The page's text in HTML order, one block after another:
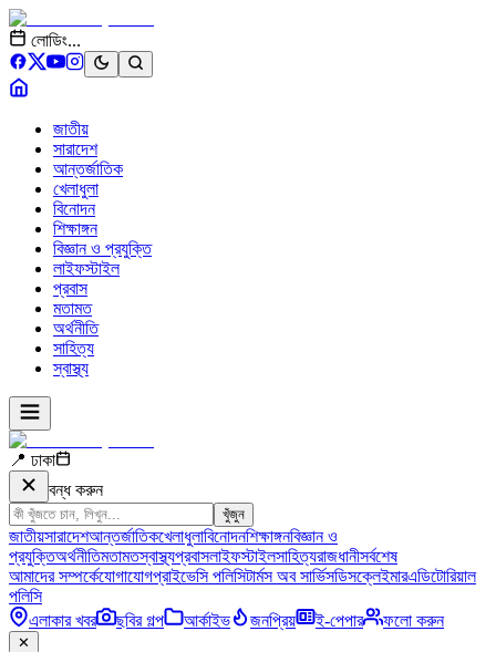
লোডিং...
জাতীয়
সারাদেশ
আন্তর্জাতিক
খেলাধুলা
বিনোদন
শিক্ষাঙ্গন
বিজ্ঞান ও প্রযুক্তি
লাইফস্টাইল
প্রবাস
মতামত
অর্থনীতি
সাহিত্য
স্বাস্থ্য
📍 ঢাকা
বন্ধ করুন
খুঁজুন
জাতীয়সারাদেশআন্তর্জাতিকখেলাধুলাবিনোদনশিক্ষাঙ্গনবিজ্ঞান ও
প্রযুক্তিঅর্থনীতিমতামতস্বাস্থ্যপ্রবাসলাইফস্টাইলসাহিত্যরাজধানীসর্বশেষ
আমাদের সম্পর্কেযোগাযোগপ্রাইভেসি পলিসিটার্মস অব সার্ভিসডিসক্লেইমারএডিটোরিয়াল
পলিসি
এলাকার খবর
ছবির গল্প আর্কাইভ জনপ্রিয় ই-পেপার ফলো করুন
✕